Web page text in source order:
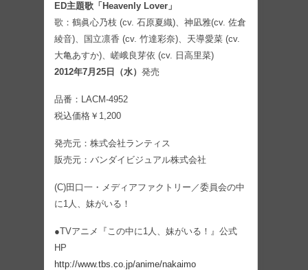
ED主題歌「Heavenly Lover」
歌：鶴眞心乃枝 (cv. 石原夏織)、神凪雅(cv. 佐倉
綾音)、国立凛香 (cv. 竹達彩奈)、天導愛菜 (cv.
大亀あすか)、嵯峨良芽依 (cv. 日高里菜)
2012年7月25日（水） 発売
品番：LACM-4952
税込価格￥1,200
発売元：株式会社ランティス
販売元：バンダイビジュアル株式会社
(C)田口一・メディアファクトリー／委員会の中
に1人、妹がいる！
●TVアニメ『この中に1人、妹がいる！』公式
HP
http://www.tbs.co.jp/anime/nakaimo